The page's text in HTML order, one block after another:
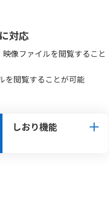
対応
像ファイルを閲覧すること
を閲覧することが可能
しおり機能